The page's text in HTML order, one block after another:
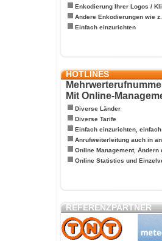
Enkodierung Ihrer Logos /
Andere Enkodierungen wie
Einfach einzurichten
HOTLINES
Mit Online-
Diverse Länder
Diverse Tarife
Einfach einzurichten,
Anrufweiterleitung auch in
Online Management, Ändern
Online Statistics und
REFERENZPARTNER